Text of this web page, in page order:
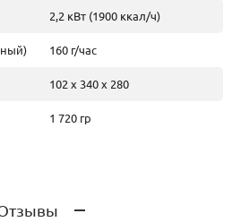
2,2 кВт (1900 ккал/ч)
160 г/час
102 х 340 х 280
1 720 гр